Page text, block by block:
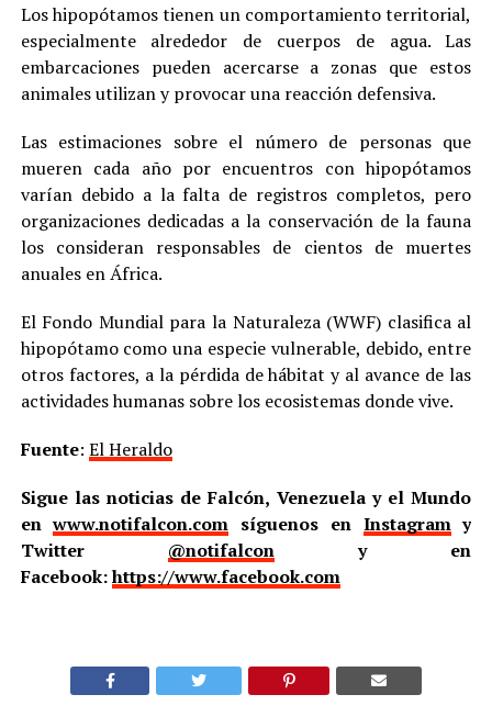
Los hipopótamos tienen un comportamiento territorial,
especialmente alrededor de cuerpos de agua. Las
embarcaciones pueden acercarse a zonas que estos
animales utilizan y provocar una reacción defensiva.
Las estimaciones sobre el número de personas que
mueren cada año por encuentros con hipopótamos
varían debido a la falta de registros completos, pero
organizaciones dedicadas a la conservación de la fauna
los consideran responsables de cientos de muertes
anuales en África.
El Fondo Mundial para la Naturaleza (WWF) clasifica al
hipopótamo como una especie vulnerable, debido, entre
otros factores, a la pérdida de hábitat y al avance de las
actividades humanas sobre los ecosistemas donde vive.
Fuente: El Heraldo
Sigue las noticias de Falcón, Venezuela y el Mundo
enwww.notifalcon.com síguenos en Instagramy
Twitter @notifalcony en
Facebook:https://www.facebook.com